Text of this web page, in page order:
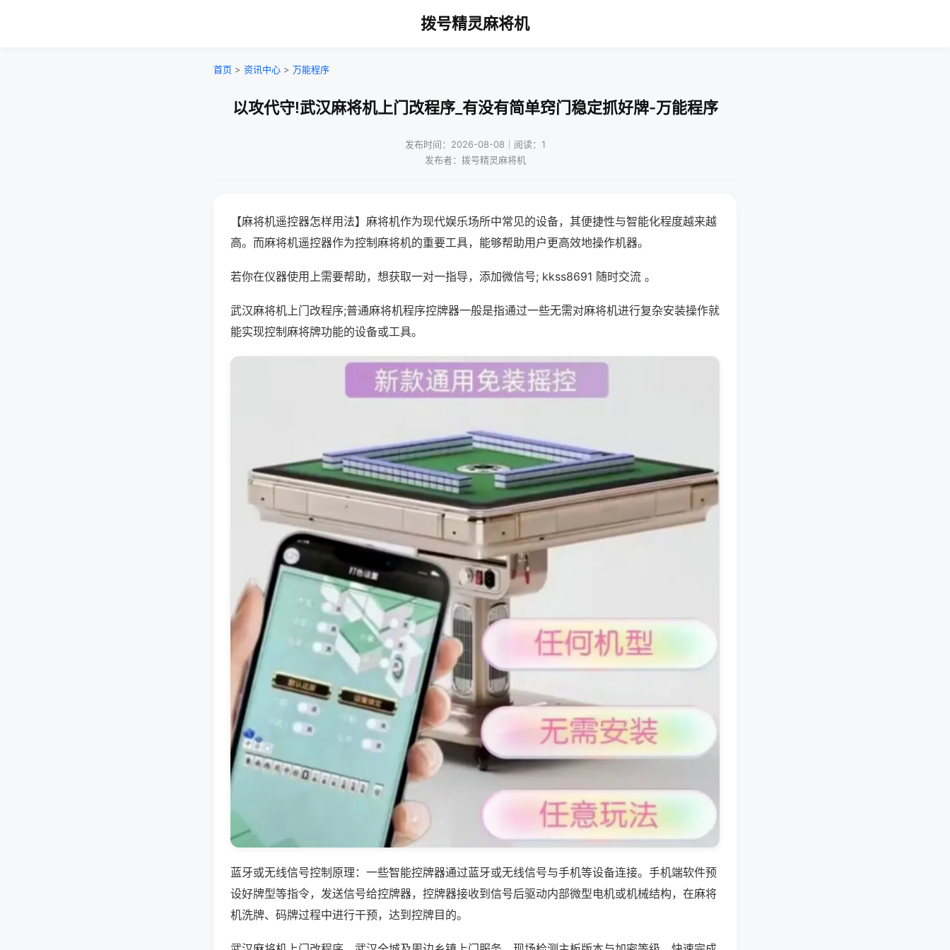
拨号精灵麻将机
首页 > 资讯中心 > 万能程序
以攻代守!武汉麻将机上门改程序_有没有简单窍门稳定抓好牌-万能程序
发布时间：2026-08-08｜阅读：1
发布者：拨号精灵麻将机
【麻将机遥控器怎样用法】麻将机作为现代娱乐场所中常见的设备，其便捷性与智能化程度越来越
高。而麻将机遥控器作为控制麻将机的重要工具，能够帮助用户更高效地操作机器。
若你在仪器使用上需要帮助，想获取一对一指导，添加微信号; kkss8691 随时交流 。
武汉麻将机上门改程序;普通麻将机程序控牌器一般是指通过一些无需对麻将机进行复杂安装操作就
能实现控制麻将牌功能的设备或工具。
蓝牙或无线信号控制原理：一些智能控牌器通过蓝牙或无线信号与手机等设备连接。手机端软件预
设好牌型等指令，发送信号给控牌器，控牌器接收到信号后驱动内部微型电机或机械结构，在麻将
机洗牌、码牌过程中进行干预，达到控牌目的。